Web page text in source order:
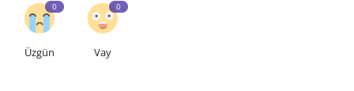
0
Üzgün
0
Vay